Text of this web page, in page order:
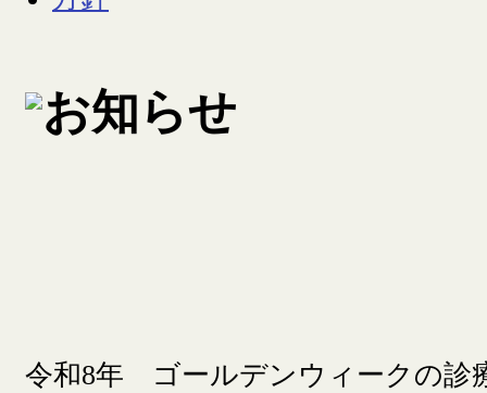
令和8年 ゴールデンウィークの診